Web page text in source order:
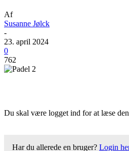
Af
Susanne Jølck
-
23. april 2024
0
762
Du skal være logget ind for at læse
Har du allerede en bruger? Login